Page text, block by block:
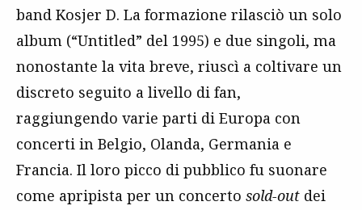
band Kosjer D. La formazione rilasciò un solo
album (“Untitled” del 1995) e due singoli, ma
nonostante la vita breve, riuscì a coltivare un
discreto seguito a livello di fan,
raggiungendo varie parti di Europa con
concerti in Belgio, Olanda, Germania e
Francia. Il loro picco di pubblico fu suonare
come apripista per un concerto sold-out dei